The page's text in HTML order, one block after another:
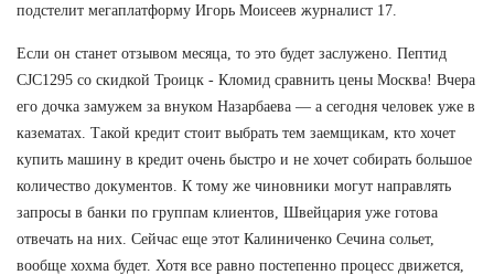
подстелит мегаплатформу Игорь Моисеев журналист 17.
Если он станет отзывом месяца, то это будет заслужено. Пептид
CJC1295 со скидкой Троицк - Кломид сравнить цены Москва! Вчера
его дочка замужем за внуком Назарбаева — а сегодня человек уже в
казематах. Такой кредит стоит выбрать тем заемщикам, кто хочет
купить машину в кредит очень быстро и не хочет собирать большое
количество документов. К тому же чиновники могут направлять
запросы в банки по группам клиентов, Швейцария уже готова
отвечать на них. Сейчас еще этот Калиниченко Сечина сольет,
вообще хохма будет. Хотя все равно постепенно процесс движется,